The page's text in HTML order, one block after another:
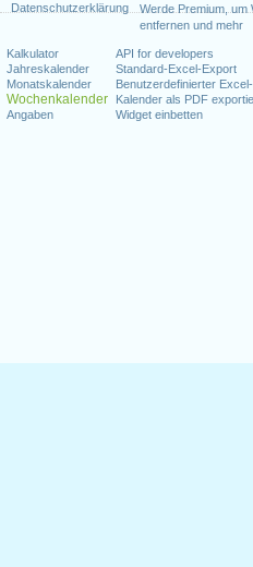
Datenschutzerklärung
Werde Premium, um
entfernen und mehr
Kalkulator
Jahreskalender
Monatskalender
Wochenkalender
Angaben
API for developers
Standard-Excel-Export
Benutzerdefinierter
Kalender als PDF
Widget einbetten